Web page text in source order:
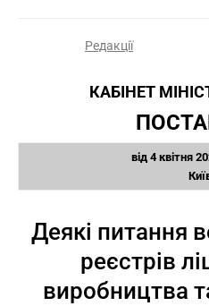
Редакції
КАБІНЕТ
від 4 квітня
Деякі питання
реєстрів
виробництва